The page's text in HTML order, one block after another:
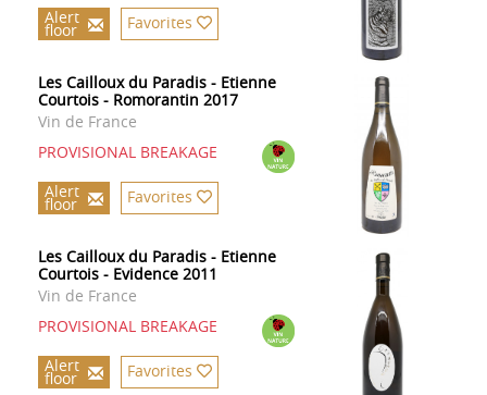
Alert
floor Favorites
Les Cailloux du Paradis - Etienne
Courtois - Romorantin 2017
Vin de France
PROVISIONAL BREAKAGE
Alert
floor Favorites
Les Cailloux du Paradis - Etienne
Courtois - Evidence 2011
Vin de France
PROVISIONAL BREAKAGE
Alert
floor Favorites